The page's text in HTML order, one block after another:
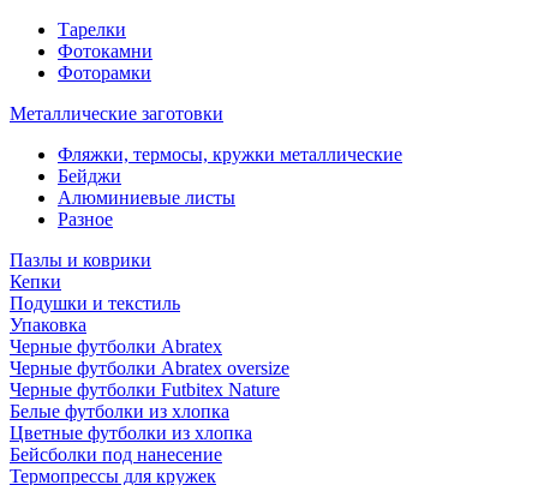
Тарелки
Фотокамни
Фоторамки
Металлические заготовки
Фляжки, термосы, кружки металлические
Бейджи
Алюминиевые листы
Разное
Пазлы и коврики
Кепки
Подушки и текстиль
Упаковка
Черные футболки Abratex
Черные футболки Abratex oversize
Черные футболки Futbitex Nature
Белые футболки из хлопка
Цветные футболки из хлопка
Бейсболки под нанесение
Термопрессы для кружек